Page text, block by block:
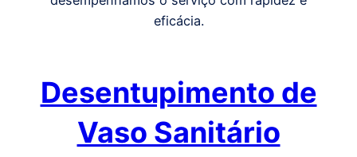
eficácia.
Desentupimento de
Vaso Sanitário